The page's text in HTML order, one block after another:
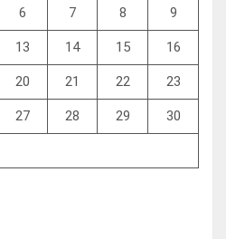
6 7 8 9
13 14 15 16
20 21 22 23
27 28 29 30